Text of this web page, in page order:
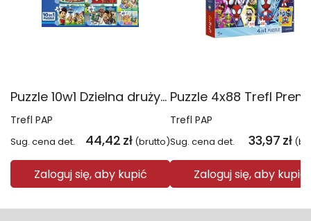
Puzzle 10w1 Dzielna drużyna Psiego Patrolu 96012
Trefl PAP
Sug. cena det. 44,42 zł (brutto)
Zaloguj się, aby kupić
Trefl PAP
Sug. cena det. 33,97 zł
Zaloguj się, aby kupić